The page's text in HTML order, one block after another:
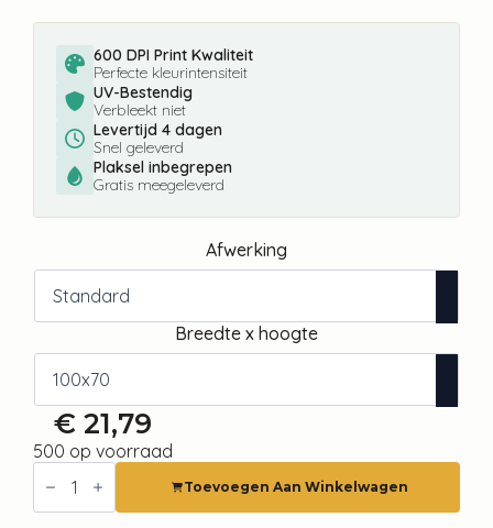
600 DPI Print Kwaliteit
Perfecte kleurintensiteit
UV-Bestendig
Verbleekt niet
Levertijd 4 dagen
Snel geleverd
Plaksel inbegrepen
Gratis meegeleverd
Afwerking
Breedte x hoogte
€ 21,79
500 op voorraad
Fotobehang
Golden
Toevoegen Aan Winkelwagen